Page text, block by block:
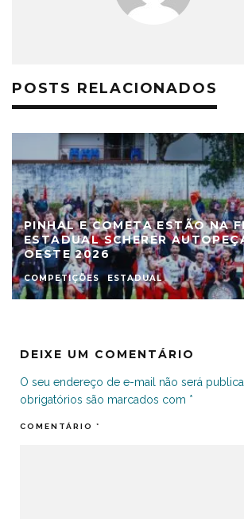
POSTS RELACIONADOS
PINHAL E COMETA ESTÃO NA
ESTADUAL SCHERER
OESTE 2026
COMPETIÇÕES ESTADUAL
DEIXE UM COMENTÁRIO
O seu endereço de e-mail não será
obrigatórios são marcados com *
COMENTÁRIO *